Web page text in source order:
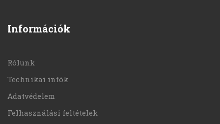
Információk
Rólunk
Technikai infók
Adatvédelem
Felhasználási feltételek